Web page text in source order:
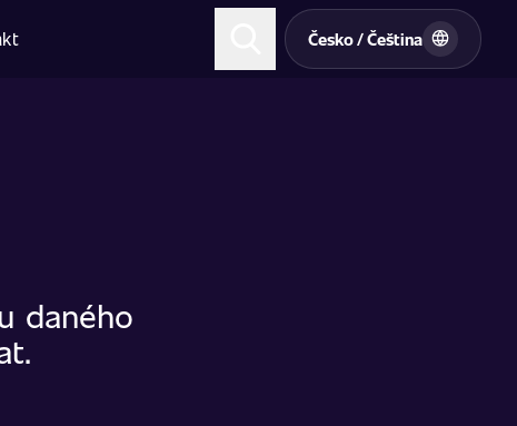
Česko / Čeština
daného